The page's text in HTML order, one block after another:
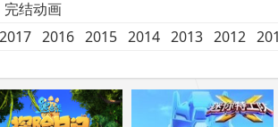
完结动画
2017 2016 2015 2014 2013 2012